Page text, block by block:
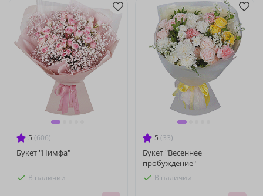
5 (606)
Букет "Нимфа"
В наличии
5 (33)
Букет "Весеннее
пробуждение"
В наличии